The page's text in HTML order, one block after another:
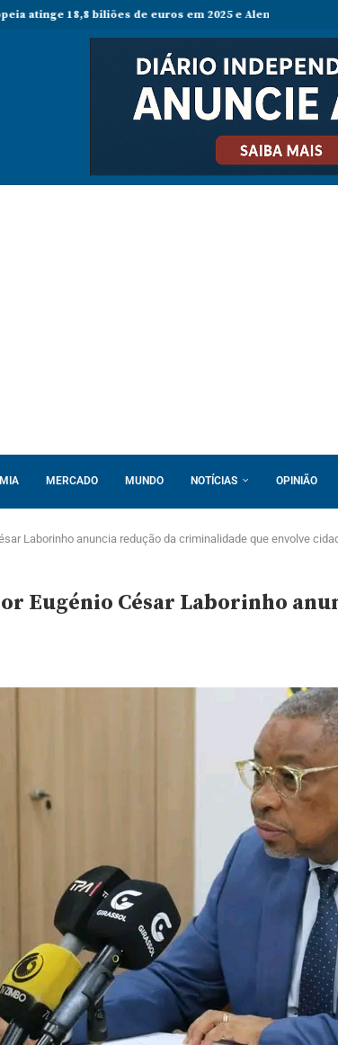
biliões de euros em 2025 e Alemanha reforça liderança
MERCADO MUNDO NOTÍCIAS OPINIÃO
Laborinho anuncia redução da criminalidade que envolve
Eugénio César Laborinho